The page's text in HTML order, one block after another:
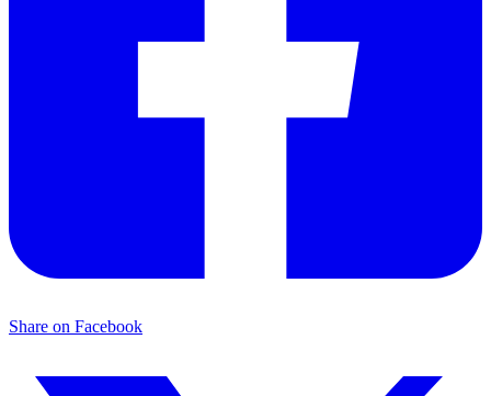
Share on Facebook